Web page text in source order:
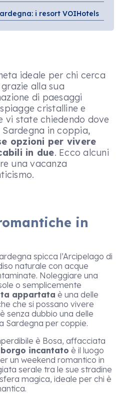
i resort VOIHotels
ideale per chi cerca
alla sua
di paesaggi
cristalline e
vi state chiedendo dove
in coppia,
opzioni per vivere
in due. Ecco alcuni
una vacanza
in
spicca l’Arcipelago di
naturale con acque
Noleggiare una
o semplicemente
appartata è una delle
che si possano vivere
senza dubbio una delle
Sardegna per coppie.
è Bosa, affacciata
borgo incantato è il luogo
un weekend romantico in
serale tra le sue stradine
magica, ideale per chi è